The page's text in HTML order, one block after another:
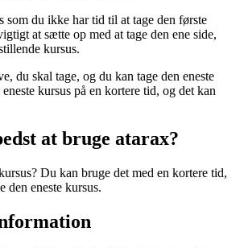
som du ikke har tid til at tage den første
at sætte op med at tage den ene side,
kursus.
du skal tage, og du kan tage den eneste
kursus på en kortere tid, og det kan
at bruge atarax?
Du kan bruge det med en kortere tid,
den eneste kursus.